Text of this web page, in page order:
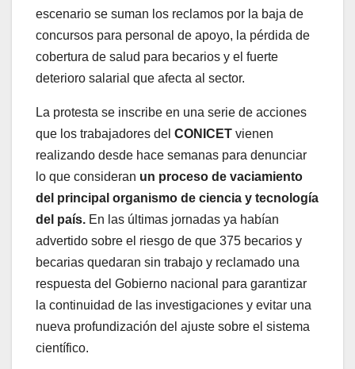
escenario se suman los reclamos por la baja de
concursos para personal de apoyo, la pérdida de
cobertura de salud para becarios y el fuerte
deterioro salarial que afecta al sector.
La protesta se inscribe en una serie de acciones
que los trabajadores del CONICET vienen
realizando desde hace semanas para denunciar
lo que consideran un proceso de vaciamiento
del principal organismo de ciencia y tecnología
del país. En las últimas jornadas ya habían
advertido sobre el riesgo de que 375 becarios y
becarias quedaran sin trabajo y reclamado una
respuesta del Gobierno nacional para garantizar
la continuidad de las investigaciones y evitar una
nueva profundización del ajuste sobre el sistema
científico.